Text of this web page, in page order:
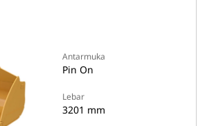
Antarmuka
Pin On
Lebar
3201 mm